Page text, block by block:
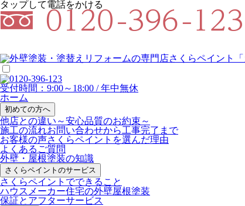
タップして電話をかける
受付時間：9:00～18:00 / 年中無休
ホーム
初めての方へ
他店との違い ～安心品質のお約束～
施工の流れお問い合わせから工事完了まで
お客様の声さくらペイントを選んだ理由
よくあるご質問
外壁・屋根塗装の知識
さくらペイントのサービス
さくらペイントでできること
ハウスメーカー住宅の外壁屋根塗装
保証とアフターサービス